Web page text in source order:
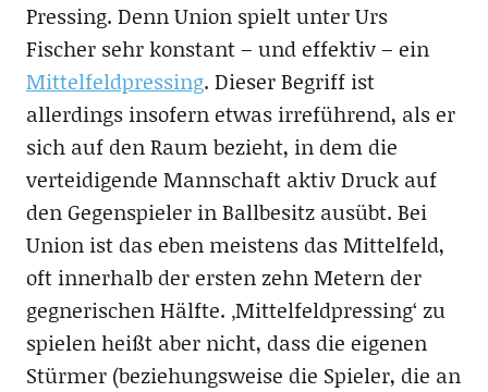
Pressing. Denn Union spielt unter Urs
Fischer sehr konstant – und effektiv – ein
Mittelfeldpressing. Dieser Begriff ist
allerdings insofern etwas irreführend, als er
sich auf den Raum bezieht, in dem die
verteidigende Mannschaft aktiv Druck auf
den Gegenspieler in Ballbesitz ausübt. Bei
Union ist das eben meistens das Mittelfeld,
oft innerhalb der ersten zehn Metern der
gegnerischen Hälfte. ‚Mittelfeldpressing‘ zu
spielen heißt aber nicht, dass die eigenen
Stürmer (beziehungsweise die Spieler, die an